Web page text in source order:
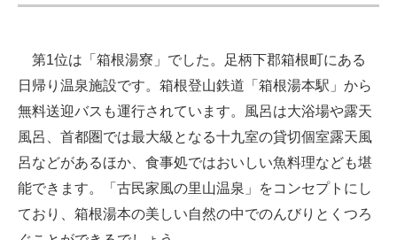
第1位は「箱根湯寮」でした。足柄下郡箱根町にある
日帰り温泉施設です。箱根登山鉄道「箱根湯本駅」から
無料送迎バスも運行されています。風呂は大浴場や露天
風呂、首都圏では最大級となる十九室の貸切個室露天風
呂などがあるほか、食事処ではおいしい魚料理なども堪
能できます。「古民家風の里山温泉」をコンセプトにし
ており、箱根湯本の美しい自然の中でのんびりとくつろ